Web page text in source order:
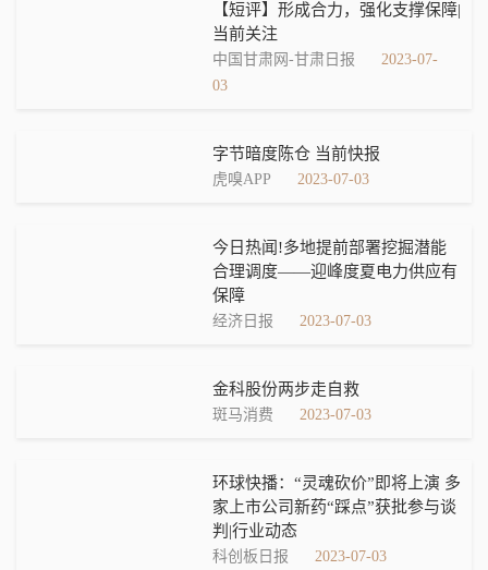
【短评】形成合力，强化支撑保障|
当前关注
中国甘肃网-甘肃日报
2023-07-
03
字节暗度陈仓 当前快报
虎嗅APP 2023-07-03
今日热闻!多地提前部署挖掘潜能
合理调度——迎峰度夏电力供应有
保障
经济日报 2023-07-03
金科股份两步走自救
斑马消费 2023-07-03
环球快播：“灵魂砍价”即将上演 多
家上市公司新药“踩点”获批参与谈
判|行业动态
科创板日报 2023-07-03